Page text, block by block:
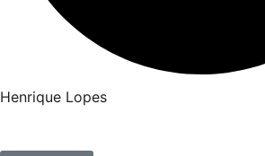
Henrique Lopes